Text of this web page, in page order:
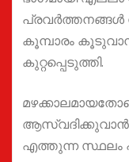
പ്രവർത്തനങ്ങൾ
കൂമ്പാരം
കുറ്റപ്പെടുത്തി.
എത്തുന്ന സ്ഥലം